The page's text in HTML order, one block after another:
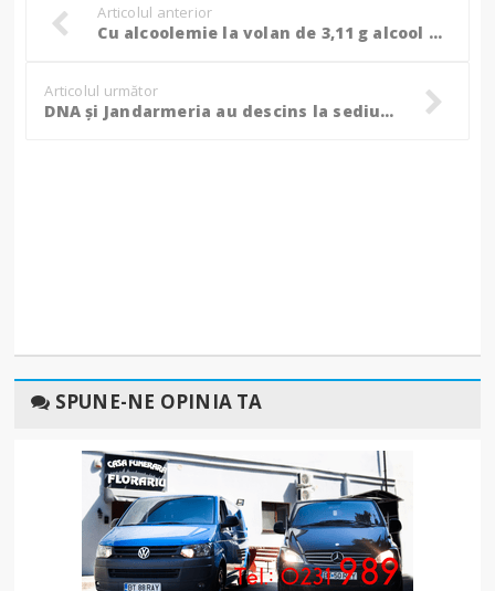
Articolul anterior
Cu alcoolemie la volan de 3,11 g alcool pur în aerul expirat, a ajuns direct în arestul Poliției!
Articolul următor
DNA și Jandarmeria au descins la sediul Direcției Regionale de Drumuri. Cine sunt cei vizați de percheziții!
SPUNE-NE OPINIA TA